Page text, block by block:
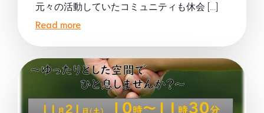
元々の活動していたコミュニティも休会 […]
Read more